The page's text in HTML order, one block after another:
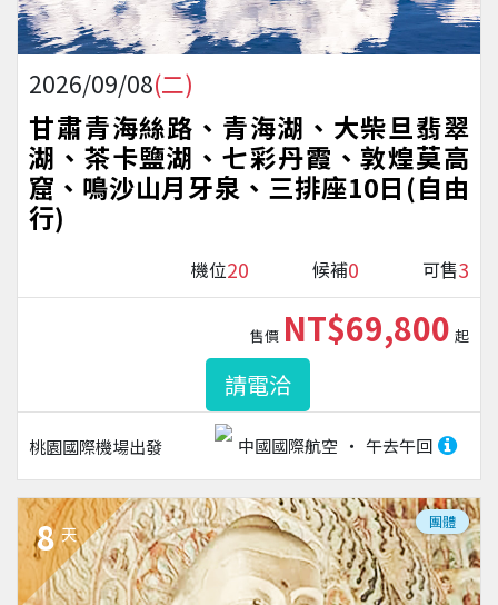
2026/09/08(二)
甘肅青海絲路、青海湖、大柴旦翡翠
湖、茶卡鹽湖、七彩丹霞、敦煌莫高
窟、鳴沙山月牙泉、三排座10日(自由
行)
機位20 候補0 可售3
桃園國際機場出發 中國國際航空 午去午回
售價 NT$69,800 起
請電洽
8 天
團體